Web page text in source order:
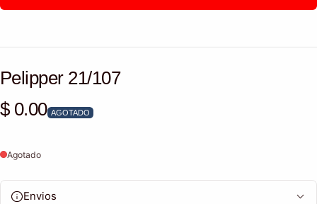
Pelipper 21/107
Precio habitual
$ 0.00 AGOTADO
Agotado
Envios